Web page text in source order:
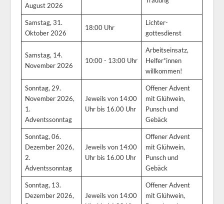
August 2026
Samstag, 31.
Oktober 2026
18:00 Uhr
Lichter-
gottesdienst
Samstag, 14.
November 2026
10:00 - 13:00 Uhr
Arbeitseinsatz,
Helfer*innen
willkommen!
Sonntag, 29.
November 2026,
1.
Adventssonntag
Jeweils von 14:00
Uhr bis 16.00 Uhr
Offener Advent
mit Glühwein,
Punsch und
Gebäck
Sonntag, 06.
Dezember 2026,
2.
Adventssonntag
Jeweils von 14:00
Uhr bis 16.00 Uhr
Offener Advent
mit Glühwein,
Punsch und
Gebäck
Sonntag, 13.
Dezember 2026,
Jeweils von 14:00
Offener Advent
mit Glühwein,